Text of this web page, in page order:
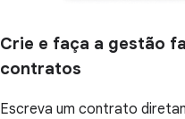
Crie e faça a gestão
contratos
Escreva um contrato